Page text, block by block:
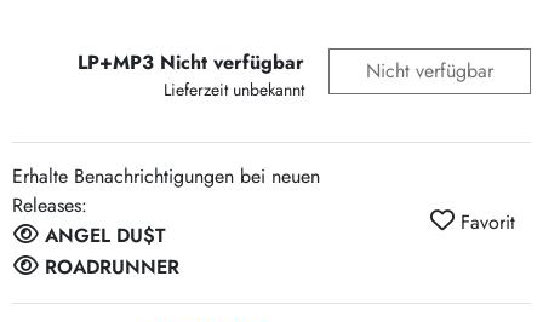
LP+MP3 Nicht verfügbar
Lieferzeit unbekannt
Nicht verfügbar
Erhalte Benachrichtigungen bei neuen
Releases:
ANGEL DU$T
ROADRUNNER
Favorit